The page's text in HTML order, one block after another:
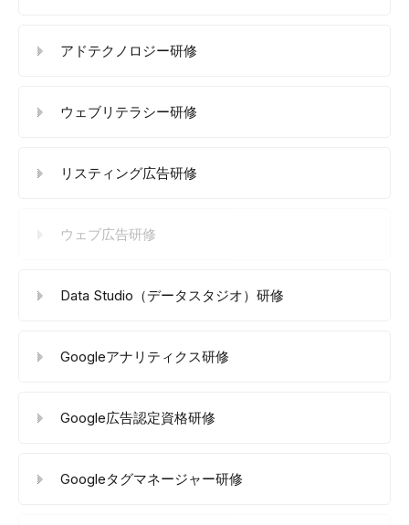
アドテクノロジー研修
ウェブリテラシー研修
リスティング広告研修
ウェブ広告研修
Data Studio（データスタジオ）研修
Googleアナリティクス研修
Google広告認定資格研修
Googleタグマネージャー研修